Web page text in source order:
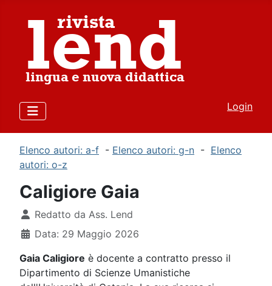
Login
Elenco autori: a-f - Elenco autori: g-n - Elenco
autori: o-z
Caligiore Gaia
Dettagli
Redatto da Ass. Lend
Data: 29 Maggio 2026
Gaia Caligiore è docente a contratto presso il
Dipartimento di Scienze Umanistiche